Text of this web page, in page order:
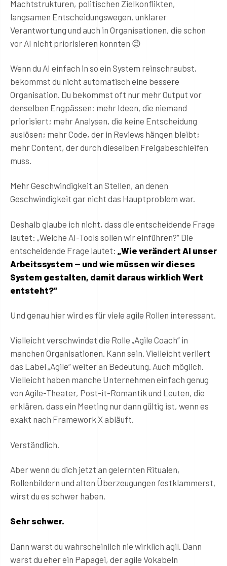
Machtstrukturen, politischen Zielkonflikten,
langsamen Entscheidungswegen, unklarer
Verantwortung und auch in Organisationen, die schon
vor AI nicht priorisieren konnten 😉
Wenn du AI einfach in so ein System reinschraubst,
bekommst du nicht automatisch eine bessere
Organisation. Du bekommst oft nur mehr Output vor
denselben Engpässen: mehr Ideen, die niemand
priorisiert; mehr Analysen, die keine Entscheidung
auslösen; mehr Code, der in Reviews hängen bleibt;
mehr Content, der durch dieselben Freigabeschleifen
muss.
Mehr Geschwindigkeit an Stellen, an denen
Geschwindigkeit gar nicht das Hauptproblem war.
Deshalb glaube ich nicht, dass die entscheidende Frage
lautet: „Welche AI-Tools sollen wir einführen?“ Die
entscheidende Frage lautet: „Wie verändert AI unser
Arbeitssystem — und wie müssen wir dieses
System gestalten, damit daraus wirklich Wert
entsteht?“
Und genau hier wird es für viele agile Rollen interessant.
Vielleicht verschwindet die Rolle „Agile Coach“ in
manchen Organisationen. Kann sein. Vielleicht verliert
das Label „Agile“ weiter an Bedeutung. Auch möglich.
Vielleicht haben manche Unternehmen einfach genug
von Agile-Theater, Post-it-Romantik und Leuten, die
erklären, dass ein Meeting nur dann gültig ist, wenn es
exakt nach Framework X abläuft.
Verständlich.
Aber wenn du dich jetzt an gelernten Ritualen,
Rollenbildern und alten Überzeugungen festklammerst,
wirst du es schwer haben.
Sehr schwer.
Dann warst du wahrscheinlich nie wirklich agil. Dann
warst du eher ein Papagei, der agile Vokabeln